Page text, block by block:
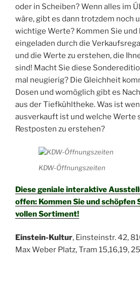
oder in Scheiben? Wenn alles im
wäre, gibt es dann trotzdem noch
wichtige Werte? Kommen Sie und
eingeladen durch die
und die Werte zu erstehen, die
sind! Macht Sie diese
mal neugierig? Die Gleichheit
Dosen und womöglich gibt es
aus der Tiefkühltheke. Was ist
ausverkauft ist und welche Werte
Restposten zu erstehen?
KDW-Öffnungszeiten
Diese geniale interaktive
offen: Kommen Sie und schöpfen
vollen Sortiment!
Einstein-Kultur, Einsteinstr. 42,
Max Weber Platz, Tram 15,16,19,